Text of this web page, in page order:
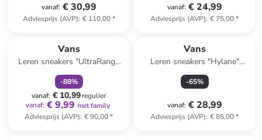
vanaf: € 30,99
Adviesprijs (AVP): € 110,00*
vanaf: € 24,99
Adviesprijs (AVP): € 75,00*
Vans
Leren sneakers "UltraRange
Hi V MTE-1" lichtbruin
-88%
vanaf: € 10,99regulier
vanaf: € 9,99 met family
Adviesprijs (AVP): € 90,00*
Vans
Leren sneakers "Hylane"
zwart/crème
-65%
vanaf: € 28,99
Adviesprijs (AVP): € 85,00*